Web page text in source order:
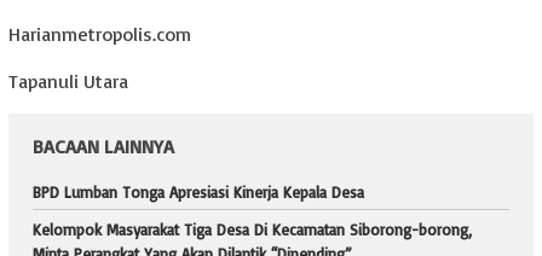
Harianmetropolis.com
Tapanuli Utara
BACAAN LAINNYA
BPD Lumban Tonga Apresiasi Kinerja Kepala Desa
Kelompok Masyarakat Tiga Desa Di Kecamatan Siborong-borong,